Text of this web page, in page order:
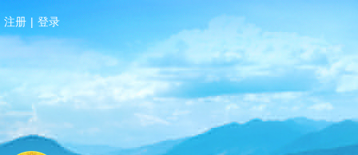
注册 | 登录